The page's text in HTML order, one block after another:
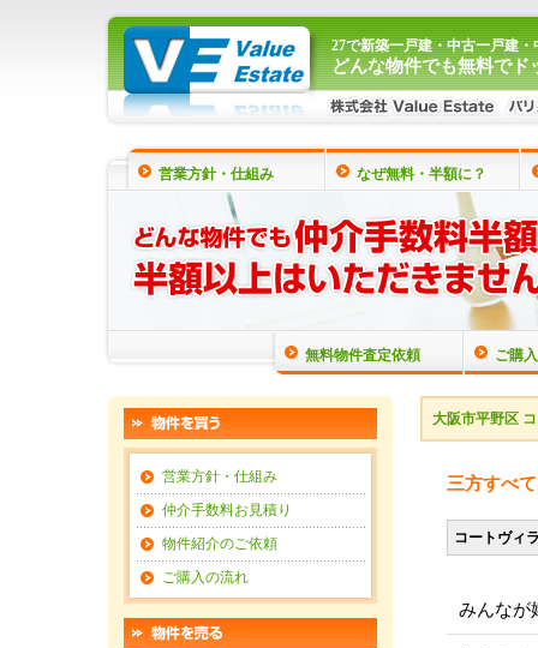
27で新築一戸建・中古一戸建
どんな物件でも無料でド
営業方針・仕組み なぜ無料・半額に？
無料物件査定依頼 ご購
営業方針・仕組み
仲介手数料お見積り
物件紹介のご依頼
ご購入の流れ
大阪市平野区
三方すべ
コートヴィ
みんなが